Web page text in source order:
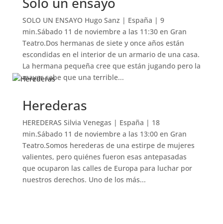
SOLO UN ENSAYO Hugo Sanz | España | 9
min.Sábado 11 de noviembre a las 11:30 en Gran
Teatro.Dos hermanas de siete y once años están
escondidas en el interior de un armario de una casa.
La hermana pequeña cree que están jugando pero la
mayor sabe que una terrible...
Herederas
HEREDERAS Silvia Venegas | España | 18
min.Sábado 11 de noviembre a las 13:00 en Gran
Teatro.Somos herederas de una estirpe de mujeres
valientes, pero quiénes fueron esas antepasadas
que ocuparon las calles de Europa para luchar por
nuestros derechos. Uno de los más...